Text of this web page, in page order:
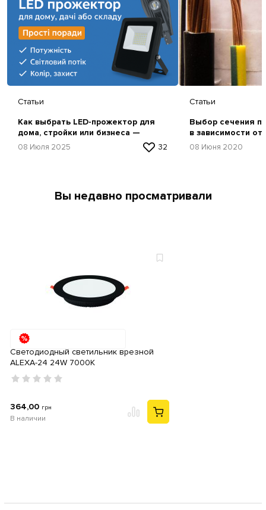
Статьи
Как выбрать LED-прожектор для
дома, стройки или бизнеса —
простая инструкция
08 Июля 2025 32
Статьи
Выбор сечения
в зависимости
08 Июня 2020
Вы недавно просматривали
Светодиодный светильник врезной
ALEXA-24 24W 7000К
364,00 грн
В наличии